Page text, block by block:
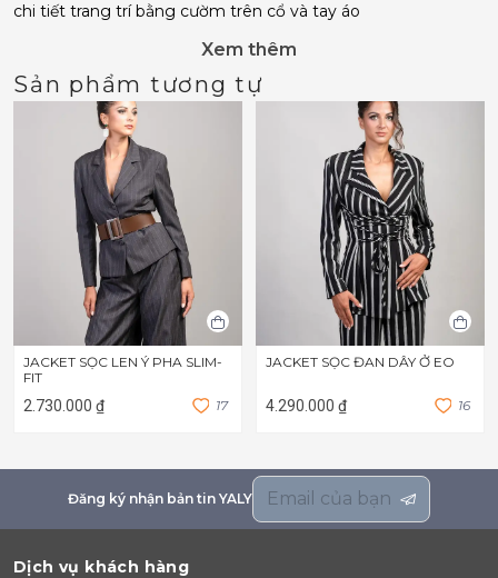
chi tiết trang trí bằng cườm trên cổ và tay áo
Xem thêm
Sản phẩm tương tự
JACKET SỌC LEN Ý PHA SLIM-
FIT
2.730.000 ₫ 17
JACKET SỌC ĐAN DÂY Ở EO
4.290.000 ₫ 16
Đăng ký nhận bản tin YALY
Dịch vụ khách hàng